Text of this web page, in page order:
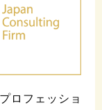
ロフェッショ